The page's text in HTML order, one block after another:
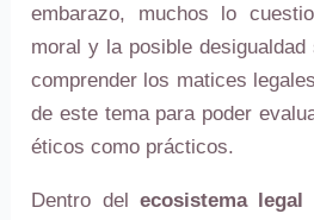
embarazo, muchos lo
moral y la posible
comprender los matices
de este tema para poder
éticos como prácticos.
Dentro del ecosistema